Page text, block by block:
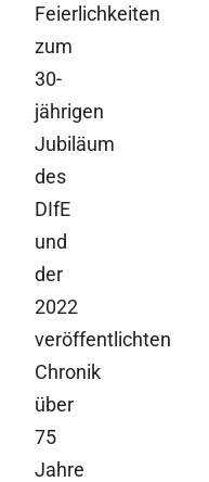
Feierlichkeiten
zum
30-
jährigen
Jubiläum
des
DIfE
und
der
2022
veröffentlichten
Chronik
über
75
Jahre